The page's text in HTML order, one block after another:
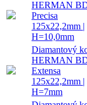
HERMAN
Precisa
125x22,2mm |
H=10,0mm
Diamantový
HERMAN
Extensa
125x22,2mm |
H=7mm